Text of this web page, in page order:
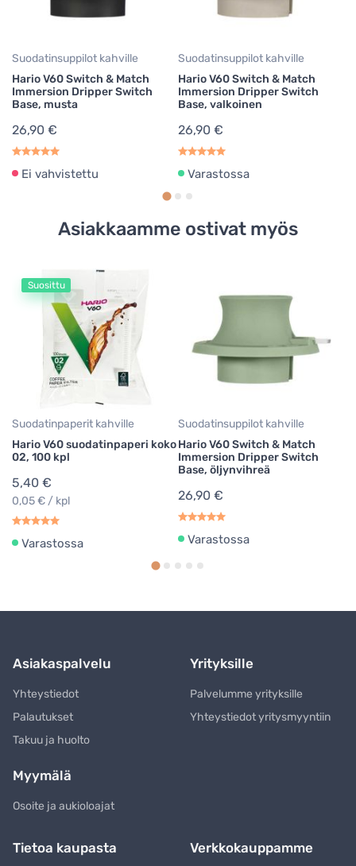
Suodatinsuppilot kahville
Hario V60 Switch & Match
Immersion Dripper Switch
Base, musta
26,90 €
Ei vahvistettu
Suodatinsuppilot kahville
Hario V60 Switch & Match
Immersion Dripper Switch
Base, valkoinen
26,90 €
Varastossa
Asiakkaamme ostivat myös
Suosittu
Suodatinpaperit kahville
Hario V60 suodatinpaperi koko
02, 100 kpl
5,40 €
0,05 € / kpl
Varastossa
Suodatinsuppilot kahville
Hario V60 Switch & Match
Immersion Dripper Switch
Base, öljynvihreä
26,90 €
Varastossa
Asiakaspalvelu
Yhteystiedot
Palautukset
Takuu ja huolto
Yrityksille
Palvelumme yrityksille
Yhteystiedot yritysmyyntiin
Myymälä
Osoite ja aukioloajat
Tietoa kaupasta Verkkokauppamme